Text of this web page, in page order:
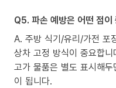
Q5. 파손 예방은 어떤 점이
A. 주방 식기/유리/가전 포
상차 고정 방식이 중요합니
고가 물품은 별도 표시해
이 됩니다.